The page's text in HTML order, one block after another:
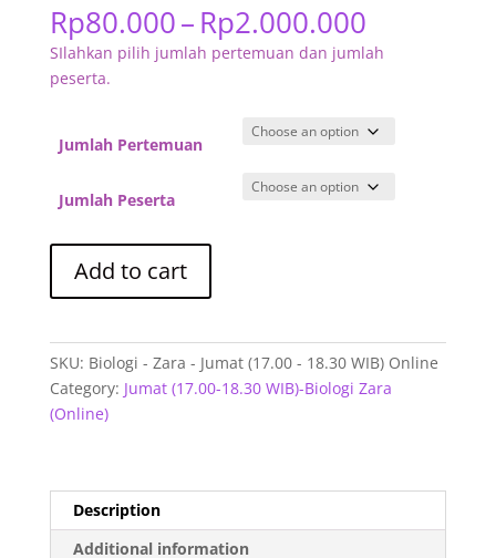
Rp80.000–Rp2.000.000Price
range:
Rp80.000
SIlahkan pilih jumlah pertemuan dan jumlah
peserta.
Jumlah Pertemuan
Jumlah Peserta
Jumat
(17.00
-
quantity
Add to cart
SKU: Biologi - Zara - Jumat (17.00 - 18.30 WIB) Online
Category: Jumat (17.00-18.30 WIB)-Biologi Zara
(Online)
Description
Additional information